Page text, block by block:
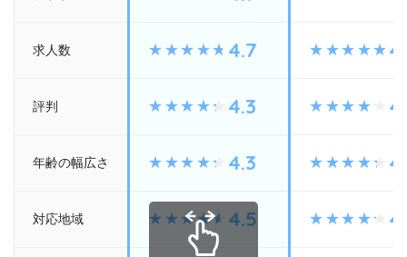
求人数 4.7
評判 4.3
年齢の幅広さ 4.3
対応地域 4.5